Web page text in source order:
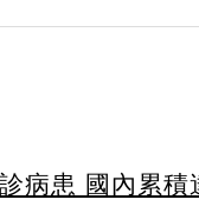
病患 國內累積